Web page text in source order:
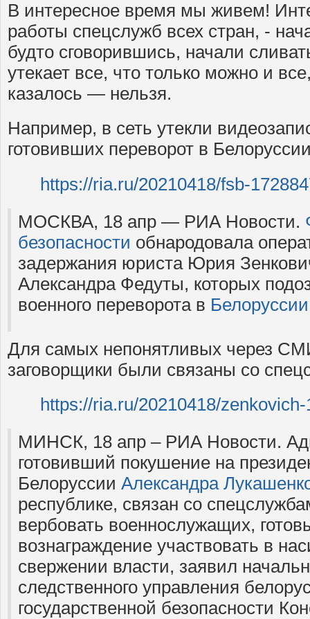
В интересное время мы живем!
работы спецслужб всех стран, -
будто сговорившись, начали
утекает все, что только можно и
казалось — нельзя.
Например, в сеть утекли
готовивших переворот в
https://ria.ru/20210418/fsb-
МОСКВА, 18 апр — РИА Новости.
безопасности обнародовала
задержания юриста Юрия
Александра Федуты, которых
военного переворота в Белоруссии
Для самых непонятливых через
заговорщики были связаны со
https://ria.ru/20210418/
МИНСК, 18 апр – РИА Новости.
готовивший покушение на
Белоруссии Александра
республике, связан со
вербовать военнослужащих,
вознаграждение участвовать в
свержении власти, заявил
следственного управления
государственной безопасности